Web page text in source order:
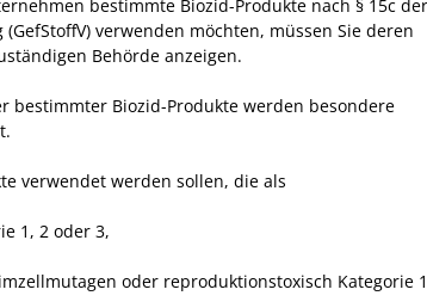
bestimmte Biozid-Produkte nach § 15c der
verwenden möchten, müssen Sie deren
Behörde anzeigen.
bestimmter Biozid-Produkte werden besondere
verwendet werden sollen, die als
1, 2 oder 3,
oder reproduktionstoxisch Kategorie